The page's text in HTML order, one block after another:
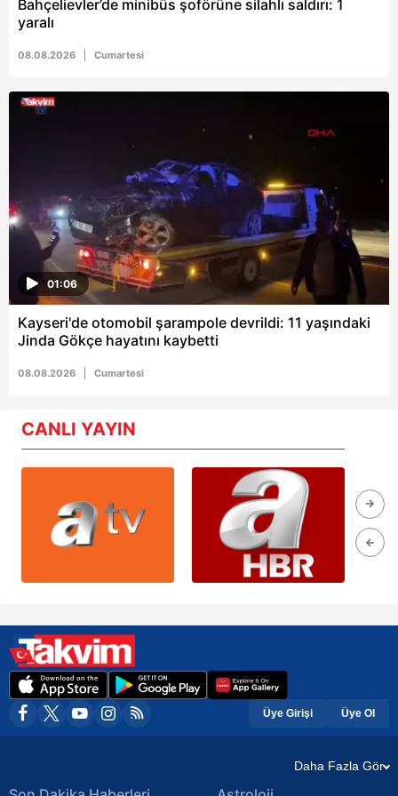
Bahçelievler’de minibüs şoförüne silahlı saldırı: 1
yaralı
08.08.2026 Cumartesi
01:06
Kayseri'de otomobil şarampole devrildi: 11 yaşındaki
Jinda Gökçe hayatını kaybetti
08.08.2026 Cumartesi
CANLI YAYIN
Üye Girişi Üye Ol
Daha Fazla Gör